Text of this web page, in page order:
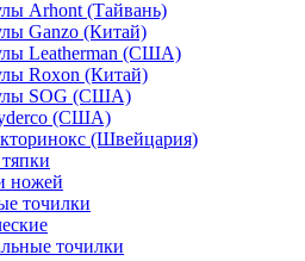
Arhont (Тайвань)
Ganzo (Китай)
Leatherman (США)
Roxon (Китай)
SOG (США)
(США)
(Швейцария)
ножей
точилки
точилки